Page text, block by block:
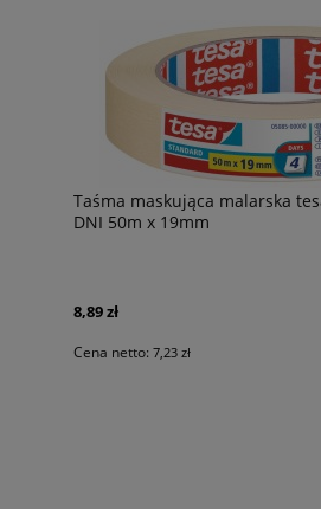
Taśma maskująca malarska
DNI 50m x 19mm
8,89 zł
Cena netto: 7,23 zł